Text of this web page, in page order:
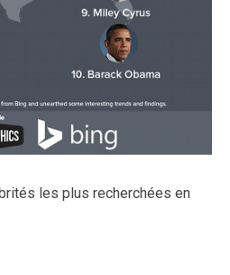
les plus recherchées en